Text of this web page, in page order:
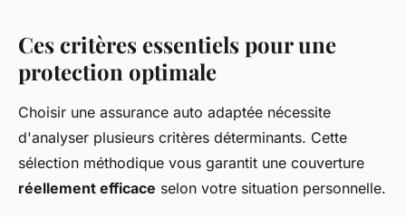
Ces critères essentiels pour une
protection optimale
Choisir une assurance auto adaptée nécessite
d'analyser plusieurs critères déterminants. Cette
sélection méthodique vous garantit une couverture
réellement efficace selon votre situation personnelle.